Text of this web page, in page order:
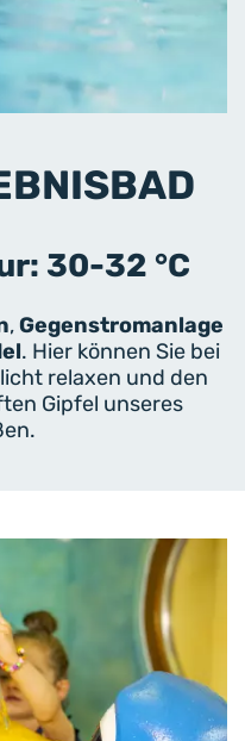
30-32 °C
,Gegenstromanlage
. Hier können Sie bei
relaxen und den
Gipfel unseres